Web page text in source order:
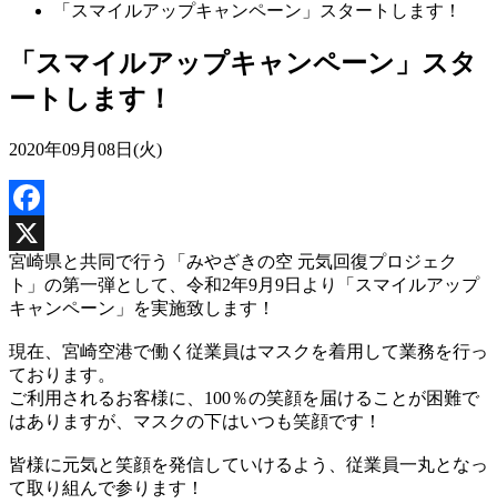
「スマイルアップキャンペーン」スタートします！
「スマイルアップキャンペーン」スタ
ートします！
2020年09月08日(火)
Facebook
X
宮崎県と共同で行う「みやざきの空 元気回復プロジェク
ト」の第一弾として、令和2年9月9日より「スマイルアップ
キャンペーン」を実施致します！
現在、宮崎空港で働く従業員はマスクを着用して業務を行っ
ております。
ご利用されるお客様に、100％の笑顔を届けることが困難で
はありますが、マスクの下はいつも笑顔です！
皆様に元気と笑顔を発信していけるよう、従業員一丸となっ
て取り組んで参ります！